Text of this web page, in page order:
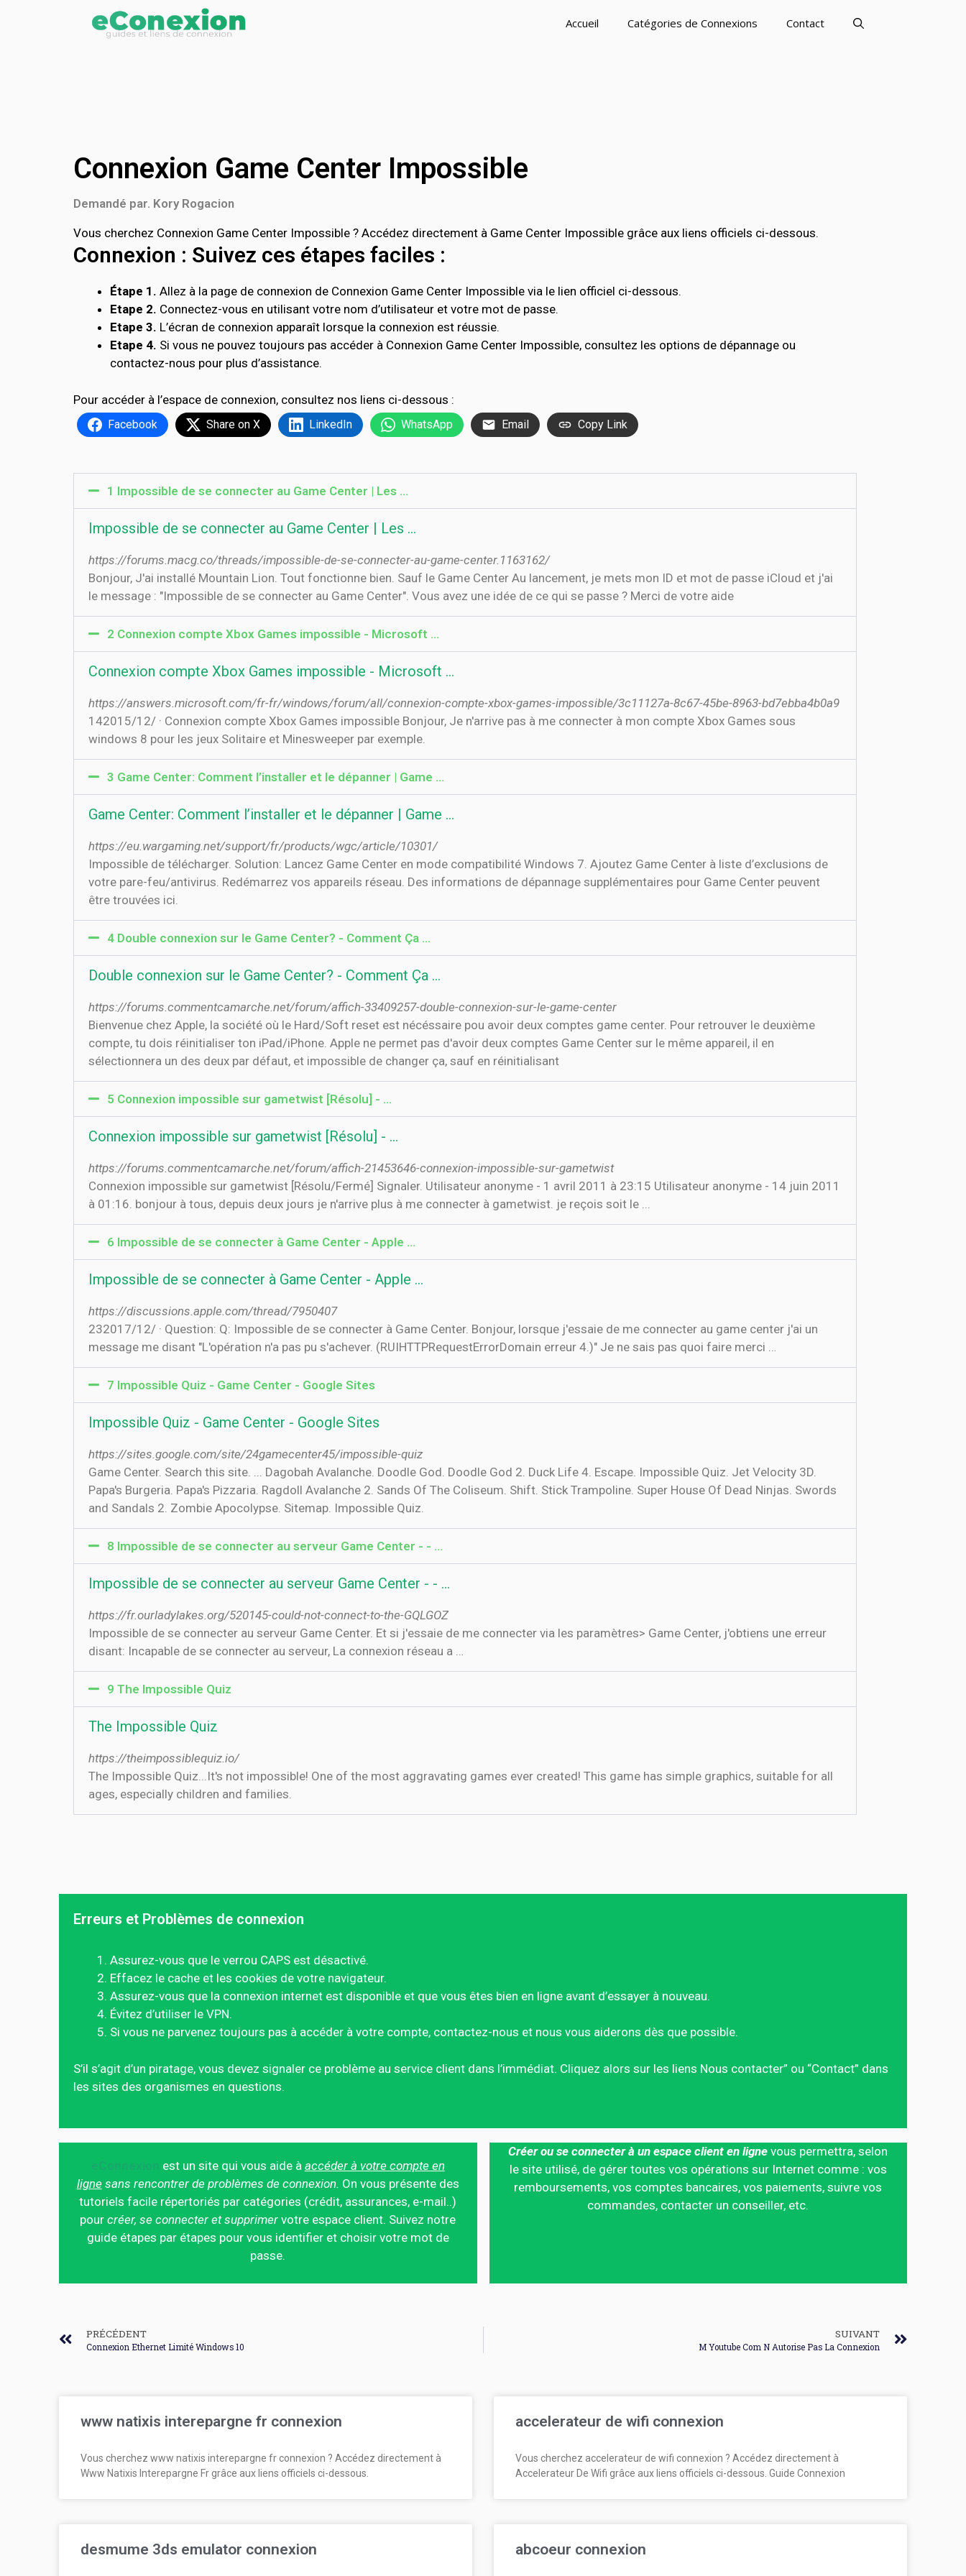
Accueil Catégories de Connexions Contact
Connexion Game Center Impossible
Demandé par. Kory Rogacion
Vous cherchez Connexion Game Center Impossible ? Accédez directement à Game Center Impossible grâce aux liens officiels ci-dessous.
Connexion : Suivez ces étapes faciles :
Étape 1. Allez à la page de connexion de Connexion Game Center Impossible via le lien officiel ci-dessous.
Etape 2. Connectez-vous en utilisant votre nom d’utilisateur et votre mot de passe.
Etape 3. L’écran de connexion apparaît lorsque la connexion est réussie.
Etape 4. Si vous ne pouvez toujours pas accéder à Connexion Game Center Impossible, consultez les options de dépannage ou
contactez-nous pour plus d’assistance.
Pour accéder à l’espace de connexion, consultez nos liens ci-dessous :
Facebook Share on X LinkedIn WhatsApp Email Copy Link
1 Impossible de se connecter au Game Center | Les …
Impossible de se connecter au Game Center | Les …
https://forums.macg.co/threads/impossible-de-se-connecter-au-game-center.1163162/
Bonjour, J'ai installé Mountain Lion. Tout fonctionne bien. Sauf le Game Center Au lancement, je mets mon ID et mot de passe iCloud et j'ai
le message : "Impossible de se connecter au Game Center". Vous avez une idée de ce qui se passe ? Merci de votre aide
2 Connexion compte Xbox Games impossible - Microsoft …
Connexion compte Xbox Games impossible - Microsoft …
https://answers.microsoft.com/fr-fr/windows/forum/all/connexion-compte-xbox-games-impossible/3c11127a-8c67-45be-8963-bd7ebba4b0a9
14‏‏/12‏‏/2015 · Connexion compte Xbox Games impossible Bonjour, Je n'arrive pas à me connecter à mon compte Xbox Games sous
windows 8 pour les jeux Solitaire et Minesweeper par exemple.
3 Game Center: Comment l’installer et le dépanner | Game …
Game Center: Comment l’installer et le dépanner | Game …
https://eu.wargaming.net/support/fr/products/wgc/article/10301/
Impossible de télécharger. Solution: Lancez Game Center en mode compatibilité Windows 7. Ajoutez Game Center à liste d’exclusions de
votre pare-feu/antivirus. Redémarrez vos appareils réseau. Des informations de dépannage supplémentaires pour Game Center peuvent
être trouvées ici.
4 Double connexion sur le Game Center? - Comment Ça …
Double connexion sur le Game Center? - Comment Ça …
https://forums.commentcamarche.net/forum/affich-33409257-double-connexion-sur-le-game-center
Bienvenue chez Apple, la société où le Hard/Soft reset est nécéssaire pou avoir deux comptes game center. Pour retrouver le deuxième
compte, tu dois réinitialiser ton iPad/iPhone. Apple ne permet pas d'avoir deux comptes Game Center sur le même appareil, il en
sélectionnera un des deux par défaut, et impossible de changer ça, sauf en réinitialisant
5 Connexion impossible sur gametwist [Résolu] - …
Connexion impossible sur gametwist [Résolu] - …
https://forums.commentcamarche.net/forum/affich-21453646-connexion-impossible-sur-gametwist
Connexion impossible sur gametwist [Résolu/Fermé] Signaler. Utilisateur anonyme - 1 avril 2011 à 23:15 Utilisateur anonyme - 14 juin 2011
à 01:16. bonjour à tous, depuis deux jours je n'arrive plus à me connecter à gametwist. je reçois soit le ...
6 Impossible de se connecter à Game Center - Apple …
Impossible de se connecter à Game Center - Apple …
https://discussions.apple.com/thread/7950407
23‏‏/12‏‏/2017 · Question: Q: Impossible de se connecter à Game Center. Bonjour, lorsque j'essaie de me connecter au game center j'ai un
message me disant "L'opération n'a pas pu s'achever. (RUIHTTPRequestErrorDomain erreur 4.)" Je ne sais pas quoi faire merci …
7 Impossible Quiz - Game Center - Google Sites
Impossible Quiz - Game Center - Google Sites
https://sites.google.com/site/24gamecenter45/impossible-quiz
Game Center. Search this site. ... Dagobah Avalanche. Doodle God. Doodle God 2. Duck Life 4. Escape. Impossible Quiz. Jet Velocity 3D.
Papa's Burgeria. Papa's Pizzaria. Ragdoll Avalanche 2. Sands Of The Coliseum. Shift. Stick Trampoline. Super House Of Dead Ninjas. Swords
and Sandals 2. Zombie Apocolypse. Sitemap. Impossible Quiz.
8 Impossible de se connecter au serveur Game Center - - …
Impossible de se connecter au serveur Game Center - - …
https://fr.ourladylakes.org/520145-could-not-connect-to-the-GQLGOZ
Impossible de se connecter au serveur Game Center. Et si j'essaie de me connecter via les paramètres> Game Center, j'obtiens une erreur
disant: Incapable de se connecter au serveur, La connexion réseau a …
9 The Impossible Quiz
The Impossible Quiz
https://theimpossiblequiz.io/
The Impossible Quiz...It's not impossible! One of the most aggravating games ever created! This game has simple graphics, suitable for all
ages, especially children and families.
Erreurs et Problèmes de connexion
Assurez-vous que le verrou CAPS est désactivé.
Effacez le cache et les cookies de votre navigateur.
Assurez-vous que la connexion internet est disponible et que vous êtes bien en ligne avant d’essayer à nouveau.
Évitez d’utiliser le VPN.
Si vous ne parvenez toujours pas à accéder à votre compte, contactez-nous et nous vous aiderons dès que possible.
S’il s’agit d’un piratage, vous devez signaler ce problème au service client dans l’immédiat. Cliquez alors sur les liens Nous contacter” ou “Contact” dans
les sites des organismes en questions.
est un site qui vous aide à accéder à votre compte en
ligne sans rencontrer de problèmes de connexion. On vous présente des
tutoriels facile répertoriés par catégories (crédit, assurances, e-mail..)
pourcréer, se connecter et supprimer votre espace client. Suivez notre
guide étapes par étapes pour vous identifier et choisir votre mot de
passe.
Créer ou se connecter à un espace client en ligne vous permettra, selon
le site utilisé, de gérer toutes vos opérations sur Internet comme : vos
remboursements, vos comptes bancaires, vos paiements, suivre vos
commandes, contacter un conseiller, etc.
PRÉCÉDENT
Connexion Ethernet Limité Windows 10
SUIVANT
M Youtube Com N Autorise Pas La Connexion
www natixis interepargne fr connexion
Vous cherchez www natixis interepargne fr connexion ? Accédez directement à
Www Natixis Interepargne Fr grâce aux liens officiels ci-dessous.
accelerateur de wifi connexion
Vous cherchez accelerateur de wifi connexion ? Accédez directement à
Accelerateur De Wifi grâce aux liens officiels ci-dessous. Guide Connexion
desmume 3ds emulator connexion abcoeur connexion